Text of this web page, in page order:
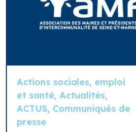
Actions sociales, emploi
et santé, Actualités,
ACTUS, Communiqués de
presse